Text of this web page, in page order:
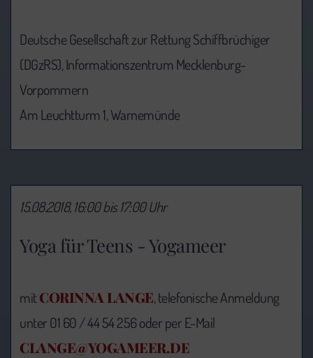
Deutsche Gesellschaft zur Rettung Schiffbrüchiger
(DGzRS), Informationszentrum Mecklenburg-
Vorpommern
Am Leuchtturm 1, Warnemünde
Yoga für Teens - Yogameer
15.08.2018, 16:00 bis 17:00 Uhr
mitCORINNA LANGE, telefonische Anmeldung
unter 01 60 / 44 54 256 oder per E-Mail
CLANGE@YOGAMEER.DE